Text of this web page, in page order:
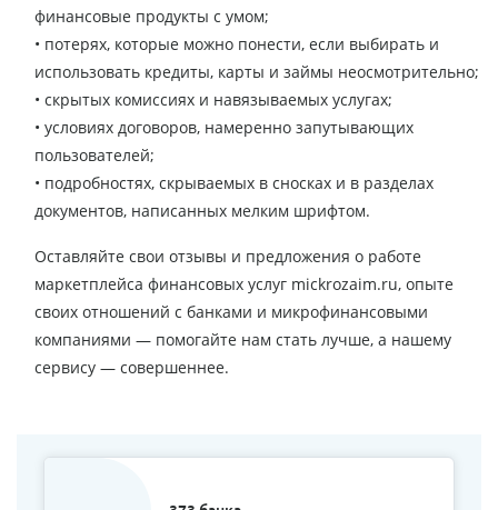
финансовые продукты с умом;
• потерях, которые можно понести, если выбирать и
использовать кредиты, карты и займы неосмотрительно;
• скрытых комиссиях и навязываемых услугах;
• условиях договоров, намеренно запутывающих
пользователей;
• подробностях, скрываемых в сносках и в разделах
документов, написанных мелким шрифтом.
Оставляйте свои отзывы и предложения о работе
маркетплейса финансовых услуг mickrozaim.ru, опыте
своих отношений с банками и микрофинансовыми
компаниями — помогайте нам стать лучше, а нашему
сервису — совершеннее.